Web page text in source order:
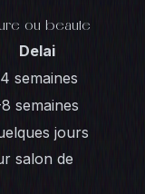
ou beaute
Delai
semaines
semaines
jours
salon de